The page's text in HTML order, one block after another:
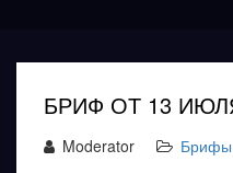
БРИФ ОТ 13
Moderator Брифы